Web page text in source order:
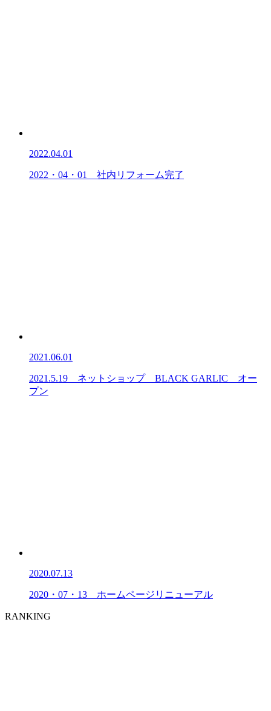
2022.04.01
2022・04・01 社内リフォーム完了
2021.06.01
2021.5.19 ネットショップ BLACK GARLIC オー
プン
2020.07.13
2020・07・13 ホームページリニューアル
RANKING